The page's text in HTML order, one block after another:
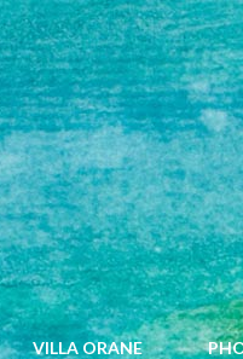
VILLA ORANE